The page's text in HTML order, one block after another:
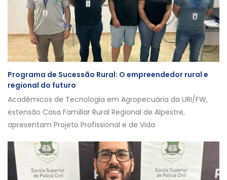
Programa de Sucessão Rural: O empreendedor rural e
regional do futuro
Acadêmicos de Tecnologia em Agropecuária da URI/FW,
extensão Casa Familiar Rural Regional de Alpestre,
apresentam Projeto Profissional e de Vida